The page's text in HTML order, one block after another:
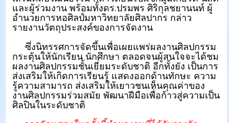
และผู้ร่วมงาน พร้อมทั้งดร.ปรมพร ศิริกุลชยานนท์ ผู้
อำนวยการหอศิลป์มหาวิทยาลัยศิลปากร กล่าว
รายงานวัตถุประสงค์ของการจัดงาน
ซึ่งนิทรรศการจัดขึ้นเพื่อเผยแพร่ผลงานศิลปกรรม
กระตุ้นให้นักเรียน นักศึกษา ตลอดจนผู้สนใจจะได้ชม
ผลงานศิลปกรรมชั้นเยี่ยมระดับชาติ อีกทั้งยัง เป็นการ
ส่งเสริมให้เกิดการเรียนรู้ แสดงออกด้านทักษะ ความ
รู้ความสามารถ ส่งเสริมให้เยาวชนเห็นคุณค่าของ
งานศิลปกรรมร่วมสมัย พัฒนาฝีมือเพื่อก้าวสู่ความเป็น
ศิลปินในระดับชาติ